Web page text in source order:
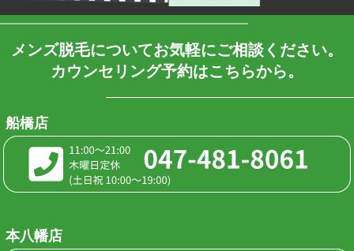
メンズ脱毛についてお気軽にご相談ください。
カウンセリング予約はこちらから。
船橋店
本八幡店